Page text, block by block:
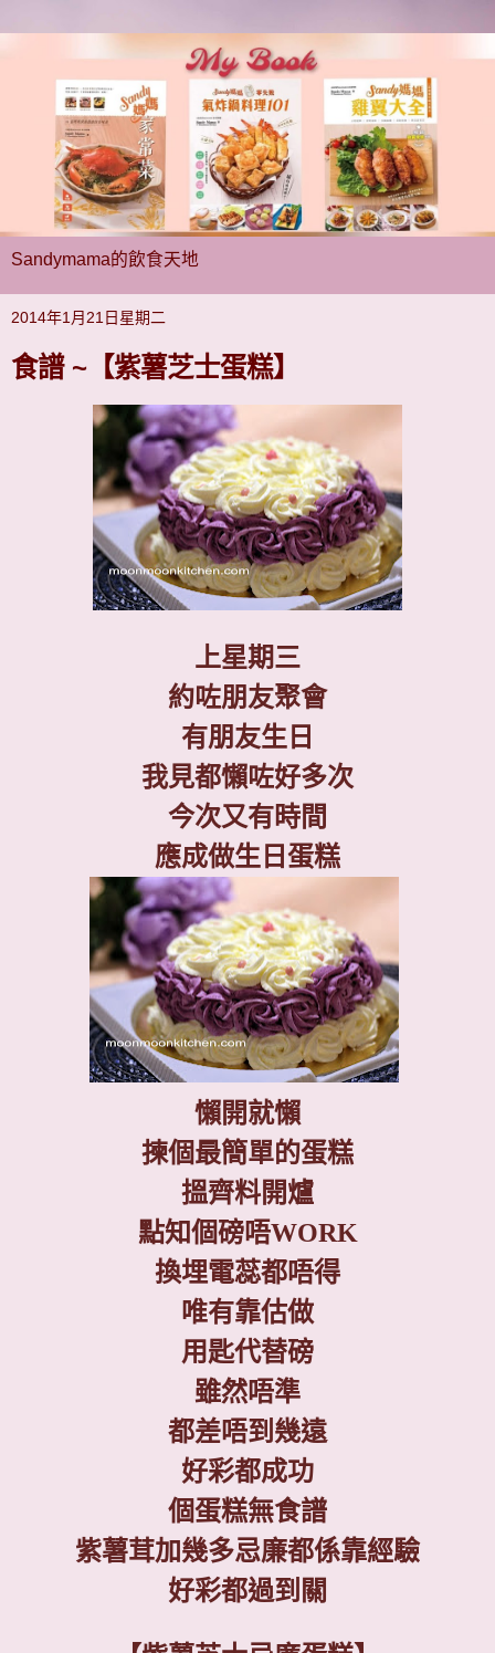
Sandymama的飲食天地
2014年1月21日星期二
食譜 ~【紫薯芝士蛋糕】
上星期三
約咗朋友聚會
有朋友生日
我見都懶咗好多次
今次又有時間
應成做生日蛋糕
懶開就懶
揀個最簡單的蛋糕
搵齊料開爐
點知個磅唔WORK
換埋電蕊都唔得
唯有靠估做
用匙代替磅
雖然唔準
都差唔到幾遠
好彩都成功
個蛋糕無食譜
紫薯茸加幾多忌廉都係靠經驗
好彩都過到關